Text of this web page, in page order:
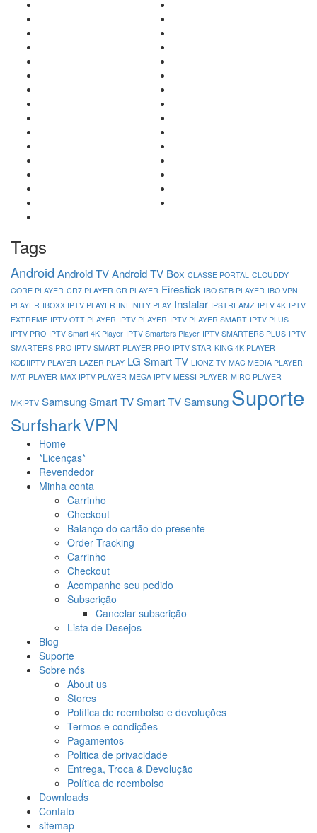
Tags
Android Android TVAndroid TV Box CLASSE PORTAL CLOUDDY
CORE PLAYER CR7 PLAYER CR PLAYER Firestick IBO STB PLAYER IBO VPN
PLAYER IBOXX IPTV PLAYER INFINITY PLAY Instalar IPSTREAMZ IPTV 4K IPTV
EXTREME IPTV OTT PLAYER IPTV PLAYER IPTV PLAYER SMART IPTV PLUS
IPTV PRO IPTV Smart 4K Player IPTV Smarters Player IPTV SMARTERS PLUS IPTV
SMARTERS PRO IPTV SMART PLAYER PRO IPTV STAR KING 4K PLAYER
KODIIPTV PLAYER LAZER PLAY LG Smart TV LIONZ TV MAC MEDIA PLAYER
MAT PLAYER MAX IPTV PLAYER MEGA IPTV MESSI PLAYER MIRO PLAYER
MKIPTV Samsung Smart TVSmart TV Samsung Suporte
SurfsharkVPN
Home
*Licenças*
Revendedor
Minha conta
Carrinho
Checkout
Balanço do cartão do presente
Order Tracking
Carrinho
Checkout
Acompanhe seu pedido
Subscrição
Cancelar subscrição
Lista de Desejos
Blog
Suporte
Sobre nós
About us
Stores
Política de reembolso e devoluções
Termos e condições
Pagamentos
Politica de privacidade
Entrega, Troca & Devolução
Política de reembolso
Downloads
Contato
sitemap